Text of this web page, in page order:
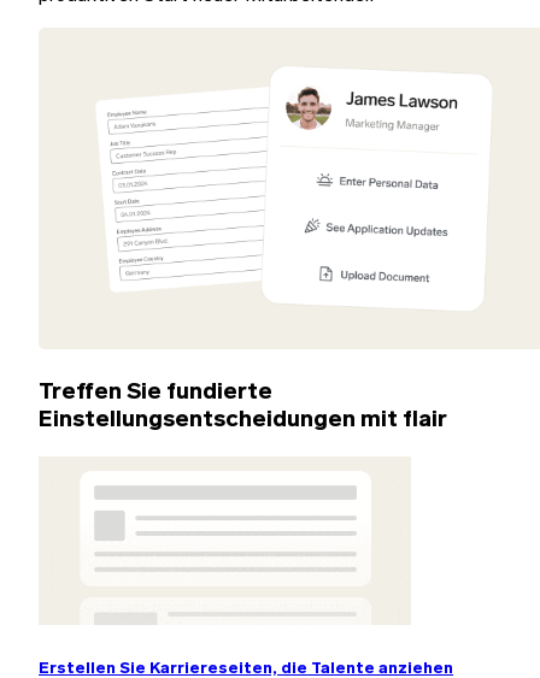
Treffen Sie fundierte
Einstellungsentscheidungen mit flair
Erstellen Sie Karriereseiten, die Talente anziehen